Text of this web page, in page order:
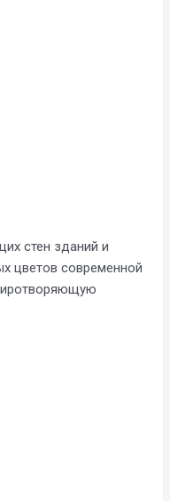
стен зданий и
цветов современной